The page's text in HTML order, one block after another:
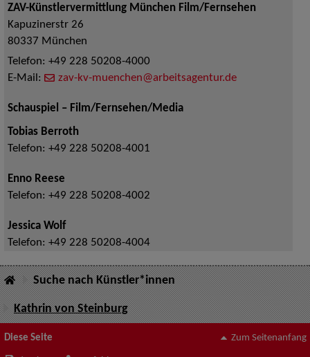
ZAV-Künstlervermittlung München Film/Fernsehen
Kapuzinerstr 26
80337 München
Telefon: +49 228 50208-4000
E-Mail:
zav-kv-muenchen@arbeitsagentur.de
Schauspiel – Film/Fernsehen/Media
Tobias Berroth
Telefon: +49 228 50208-4001
Enno Reese
Telefon: +49 228 50208-4002
Jessica Wolf
Telefon: +49 228 50208-4004
Suche nach Künstler*innen
Kathrin von Steinburg
Diese Seite Zum Seitenanfang